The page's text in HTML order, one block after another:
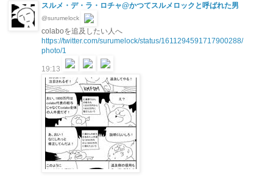
スルメ・デ・ラ・ロチャ@かつてスルメロックと呼ばれた男
@surumelock
colaboを追及したい人へ
https://twitter.com/surumelock/status/1611294591717900288/
photo/1
19:13